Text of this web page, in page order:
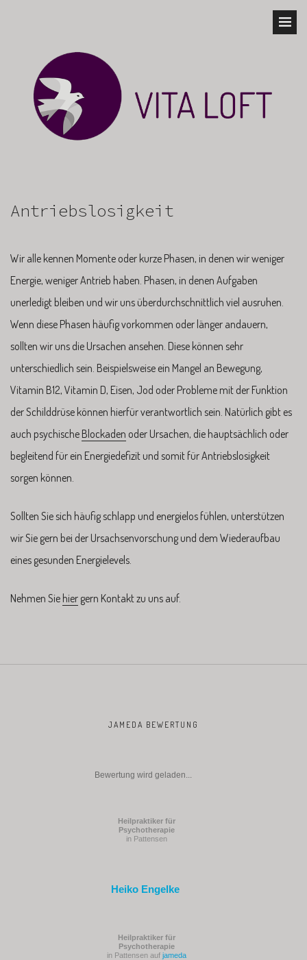
Antriebslosigkeit
Wir alle kennen Momente oder kurze Phasen, in denen wir weniger
Energie, weniger Antrieb haben. Phasen, in denen Aufgaben
unerledigt bleiben und wir uns überdurchschnittlich viel ausruhen.
Wenn diese Phasen häufig vorkommen oder länger andauern,
sollten wir uns die Ursachen ansehen. Diese können sehr
unterschiedlich sein. Beispielsweise ein Mangel an Bewegung,
Vitamin B12, Vitamin D, Eisen, Jod oder Probleme mit der Funktion
der Schilddrüse können hierfür verantwortlich sein. Natürlich gibt es
auch psychische Blockaden oder Ursachen, die hauptsächlich oder
begleitend für ein Energiedefizit und somit für Antriebslosigkeit
sorgen können.
Sollten Sie sich häufig schlapp und energielos fühlen, unterstützen
wir Sie gern bei der Ursachsenvorschung und dem Wiederaufbau
eines gesunden Energielevels.
Nehmen Sie hier gern Kontakt zu uns auf.
JAMEDA BEWERTUNG
Bewertung wird geladen...
Heilpraktiker für
Psychotherapie
in Pattensen
Heiko Engelke
Heilpraktiker für
Psychotherapie
in Pattensen auf jameda